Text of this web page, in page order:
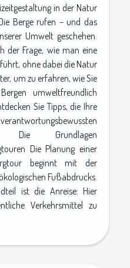
in der Natur
Berge rufen – und das
Umwelt geschehen.
der Frage, wie man eine
ohne dabei die Natur
um zu erfahren, wie Sie
umweltfreundlich
Sie Tipps, die Ihre
Die Grundlagen
Die Planung einer
beginnt mit der
Fußabdrucks.
ist die Anreise: Hier
Verkehrsmittel zu